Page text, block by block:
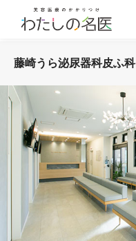
藤崎うら泌尿器科皮ふ科